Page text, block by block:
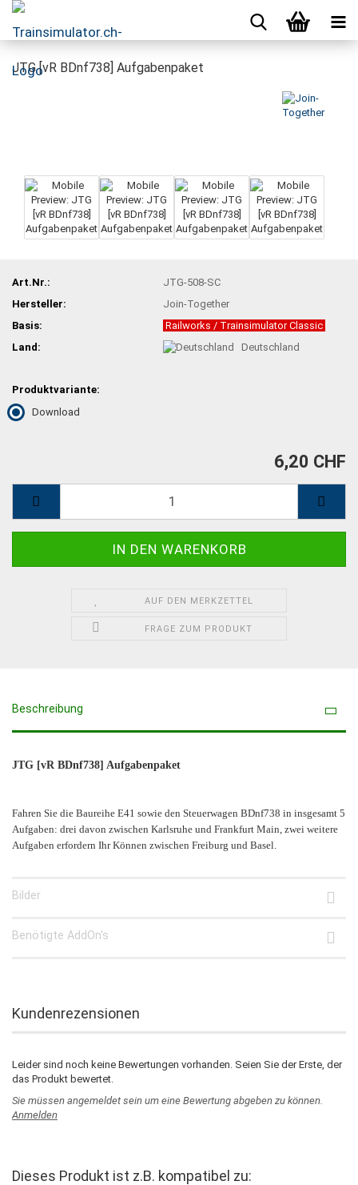
JTG [vR BDnf738] Aufgabenpaket
Art.Nr.:
JTG-508-SC
Hersteller:
Join-Together
Basis:
Railworks / Trainsimulator Classic
Land:
Deutschland
Produktvariante:
Download
6,20 CHF
AUF DEN MERKZETTEL
FRAGE ZUM PRODUKT
Beschreibung
JTG [vR BDnf738] Aufgabenpaket
Fahren Sie die Baureihe E41 sowie den Steuerwagen BDnf738 in insgesamt 5
Aufgaben: drei davon zwischen Karlsruhe und Frankfurt Main, zwei weitere
Aufgaben erfordern Ihr Können zwischen Freiburg und Basel.
Bilder
Benötigte AddOn's
Kundenrezensionen
Leider sind noch keine Bewertungen vorhanden. Seien Sie der Erste, der
das Produkt bewertet.
Sie müssen angemeldet sein um eine Bewertung abgeben zu können.
Anmelden
Dieses Produkt ist z.B. kompatibel zu: